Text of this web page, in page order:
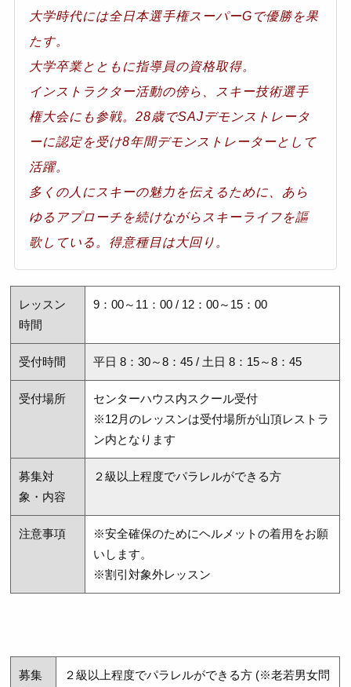
大学時代には全日本選手権スーパーGで優勝を果
たす。
大学卒業とともに指導員の資格取得。
インストラクター活動の傍ら、スキー技術選手
権大会にも参戦。28歳でSAJデモンストレータ
ーに認定を受け8年間デモンストレーターとして
活躍。
多くの人にスキーの魅力を伝えるために、あら
ゆるアプローチを続けながらスキーライフを謳
歌している。得意種目は大回り。
レッスン
時間
9：00～11：00 / 12：00～15：00
受付時間 平日 8：30～8：45 / 土日 8：15～8：45
受付場所
センターハウス内スクール受付
※12月のレッスンは受付場所が山頂レストラ
ン内となります
募集対
象・内容
２級以上程度でパラレルができる方
注意事項
※安全確保のためにヘルメットの着用をお願
いします。
※割引対象外レッスン
募集
２級以上程度でパラレルができる方 (※老若男女問